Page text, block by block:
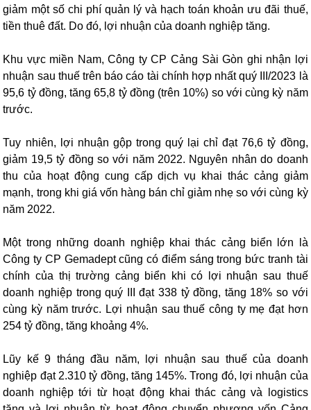
giảm một số chi phí quản lý và hạch toán khoản ưu đãi thuế,
tiền thuê đất. Do đó, lợi nhuận của doanh nghiệp tăng.
Khu vực miền Nam, Công ty CP Cảng Sài Gòn ghi nhận lợi
nhuận sau thuế trên báo cáo tài chính hợp nhất quý III/2023 là
95,6 tỷ đồng, tăng 65,8 tỷ đồng (trên 10%) so với cùng kỳ năm
trước.
Tuy nhiên, lợi nhuận gộp trong quý lại chỉ đạt 76,6 tỷ đồng,
giảm 19,5 tỷ đồng so với năm 2022. Nguyên nhân do doanh
thu của hoạt động cung cấp dịch vụ khai thác cảng giảm
mạnh, trong khi giá vốn hàng bán chỉ giảm nhẹ so với cùng kỳ
năm 2022.
Một trong những doanh nghiệp khai thác cảng biển lớn là
Công ty CP Gemadept cũng có điểm sáng trong bức tranh tài
chính của thị trường cảng biển khi có lợi nhuận sau thuế
doanh nghiệp trong quý III đạt 338 tỷ đồng, tăng 18% so với
cùng kỳ năm trước. Lợi nhuận sau thuế công ty mẹ đạt hơn
254 tỷ đồng, tăng khoảng 4%.
Lũy kế 9 tháng đầu năm, lợi nhuận sau thuế của doanh
nghiệp đạt 2.310 tỷ đồng, tăng 145%. Trong đó, lợi nhuận của
doanh nghiệp tới từ hoạt động khai thác cảng và logistics